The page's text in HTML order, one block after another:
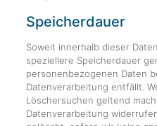
Speicherdauer
Soweit innerhalb dieser
speziellere Speicherdauer
personenbezogenen Daten
Datenverarbeitung entfällt.
Löschersuchen geltend
Datenverarbeitung